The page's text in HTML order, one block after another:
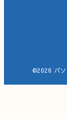
©2026 パ